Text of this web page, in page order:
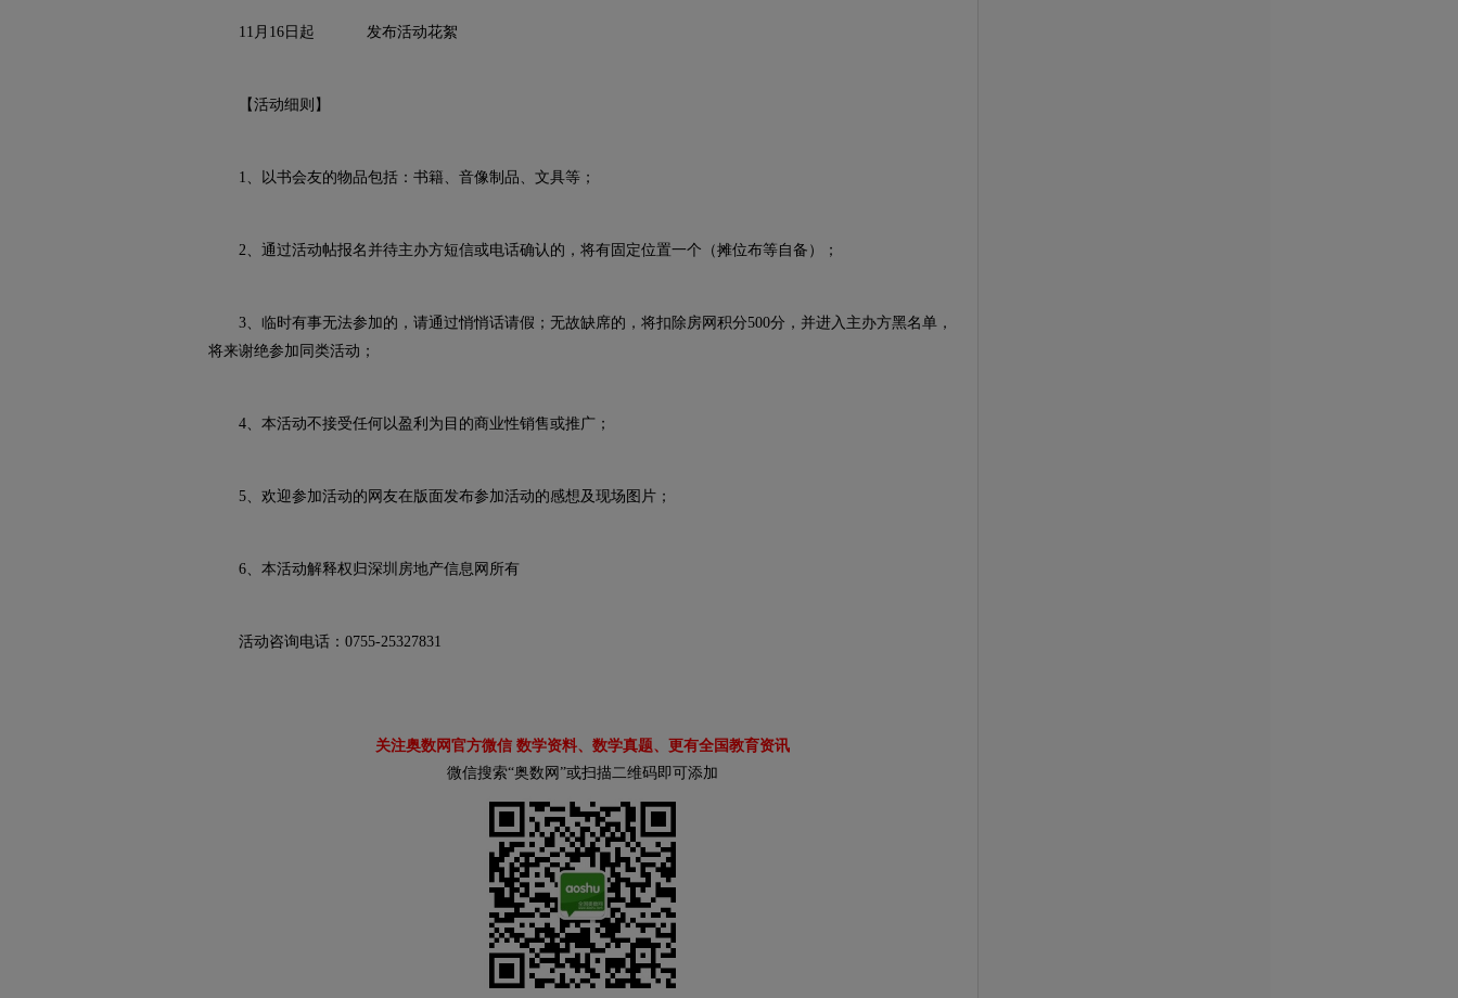
11月16日起 发布活动花絮
【活动细则】
1、以书会友的物品包括：书籍、音像制品、文具等；
2、通过活动帖报名并待主办方短信或电话确认的，将有固定位置一个（摊位布等自备）；
3、临时有事无法参加的，请通过悄悄话请假；无故缺席的，将扣除房网积分500分，并进入主办方黑名单，
将来谢绝参加同类活动；
4、本活动不接受任何以盈利为目的商业性销售或推广；
5、欢迎参加活动的网友在版面发布参加活动的感想及现场图片；
6、本活动解释权归深圳房地产信息网所有
活动咨询电话：0755-25327831
关注奥数网官方微信 数学资料、数学真题、更有全国教育资讯
微信搜索“奥数网”或扫描二维码即可添加